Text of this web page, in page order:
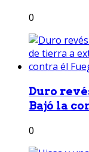
0
Duro
Bajó la
0